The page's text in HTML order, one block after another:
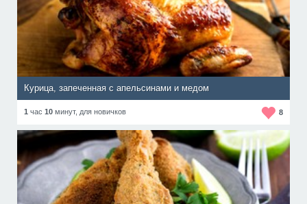
Курица, запеченная с апельсинами и медом
1 час 10 минут, для новичков 8